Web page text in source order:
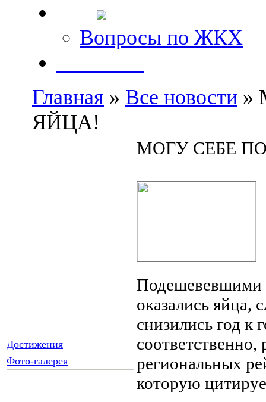
Вопросы по ЖКХ
Главная » Все новости »
ЯЙЦА!
Достижения
Фото-галерея
МОГУ СЕБЕ
Подешевевшими
оказались яйца,
снизились год к
соответственно,
региональных
которую